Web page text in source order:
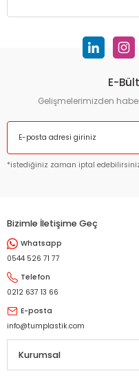
E-
Gelişmelerimizden
*istediğiniz zaman iptal
Bizimle İletişime Geç
Whatsapp
0544 526 71 77
Telefon
0212 637 13 66
E-posta
info@tumplastik.com
Kurumsal